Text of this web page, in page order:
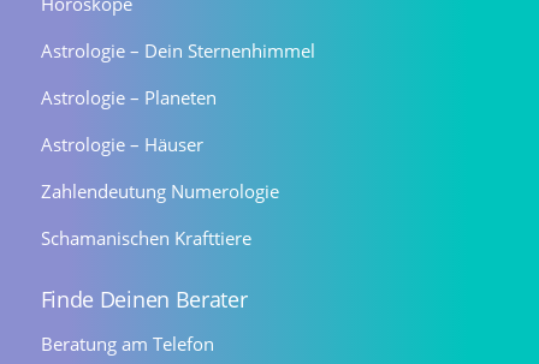
Astrologie – Dein Sternenhimmel
Astrologie – Planeten
Astrologie – Häuser
Zahlendeutung Numerologie
Schamanischen Krafttiere
Finde Deinen Berater
Beratung am Telefon